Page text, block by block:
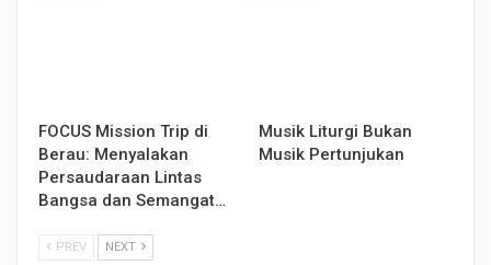
FOCUS Mission Trip di
Berau: Menyalakan
Persaudaraan Lintas
Bangsa dan Semangat…
Musik Liturgi Bukan
Musik Pertunjukan
PREV NEXT